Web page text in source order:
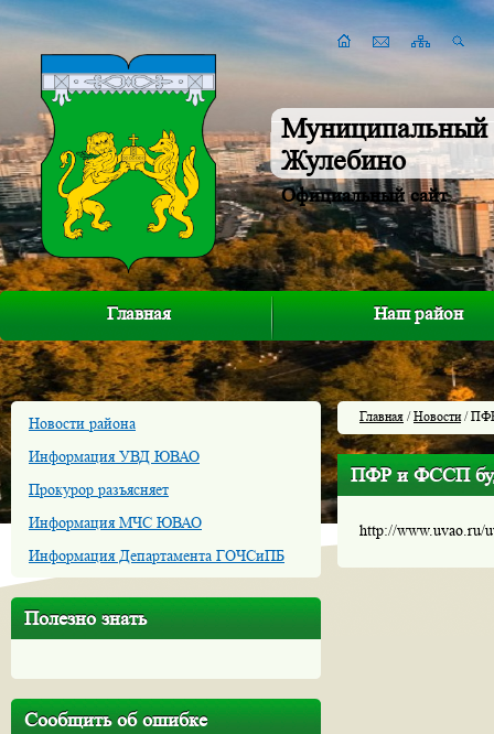
Муниципальный
Жулебино
Официальный сайт
Главная Наш район
Новости района
Информация УВД ЮВАО
Прокурор разъясняет
Информация МЧС ЮВАО
Информация Департамента ГОЧСиПБ
Полезно знать
Сообщить об ошибке
Главная /Новости/ ПФР
ПФР и ФССП
http://www.uvao.ru/